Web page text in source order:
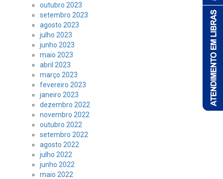
outubro 2023
setembro 2023
agosto 2023
julho 2023
junho 2023
maio 2023
abril 2023
março 2023
fevereiro 2023
janeiro 2023
dezembro 2022
novembro 2022
outubro 2022
setembro 2022
agosto 2022
julho 2022
junho 2022
maio 2022